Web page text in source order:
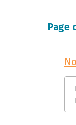
Page